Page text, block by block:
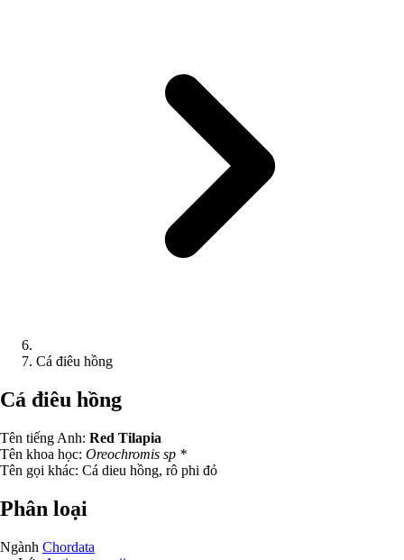
Cá điêu hồng
Cá điêu hồng
Tên tiếng Anh: Red Tilapia
Tên khoa học: Oreochromis sp *
Tên gọi khác: Cá dieu hồng, rô phi đỏ
Phân loại
Ngành Chordata